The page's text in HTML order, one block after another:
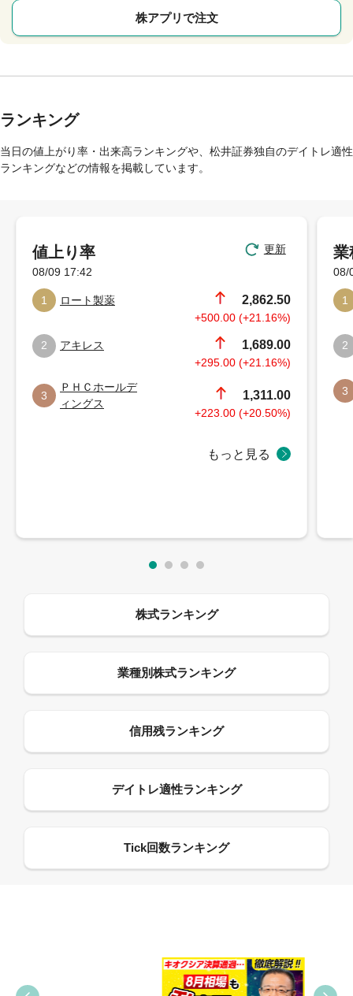
株アプリで注文
ランキング
当日の値上がり率・出来高ランキングや、松井証券独自のデイトレ適性
ランキングなどの情報を掲載しています。